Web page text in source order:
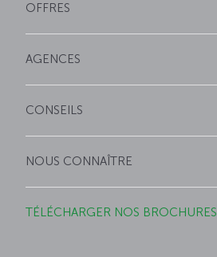
OFFRES
AGENCES
CONSEILS
NOUS CONNAÎTRE
TÉLÉCHARGER NOS BROCHURES